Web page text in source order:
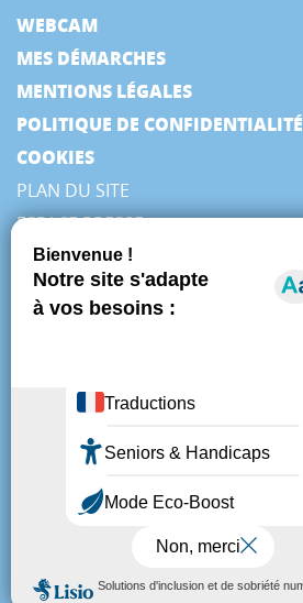
WEBCAM
MES DÉMARCHES
MENTIONS LÉGALES
POLITIQUE DE CONFIDENTIALITÉ
COOKIES
PLAN DU SITE
ESPACE PRESSE